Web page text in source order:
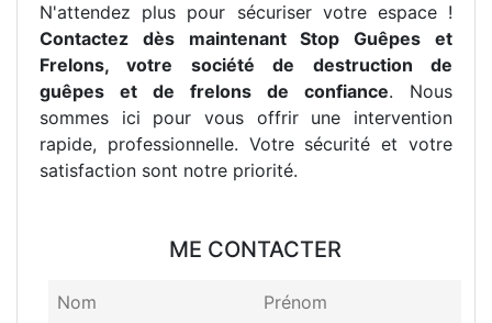
N'attendez plus pour sécuriser votre espace !
Contactez dès maintenant Stop Guêpes et
Frelons, votre société de destruction de
guêpes et de frelons de confiance. Nous
sommes ici pour vous offrir une intervention
rapide, professionnelle. Votre sécurité et votre
satisfaction sont notre priorité.
ME CONTACTER